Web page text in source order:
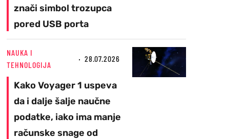
znači simbol trozupca
pored USB porta
NAUKA I
TEHNOLOGIJA
28.07.2026
Kako Voyager 1 uspeva
da i dalje šalje naučne
podatke, iako ima manje
računske snage od